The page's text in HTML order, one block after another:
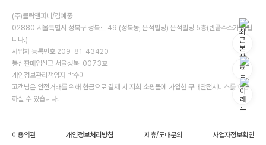
(주)클릭앤퍼니/김예중
02880 서울특별시 성북구 성북로 49 (성북동, 운석빌딩) 운석빌딩 5층(반품주소가 아닙
니다.)
사업자 등록번호 209-81-43420
통신판매업신고 서울성북-0073호
개인정보관리책임자 박수미
고객님은 안전거래를 위해 현금으로 결제 시 저희 소핑몰에 가입한 구매안전서비스를 이용
하실 수 있습니다.
이용약관 개인정보처리방침 제휴/도매문의 사업자정보확인